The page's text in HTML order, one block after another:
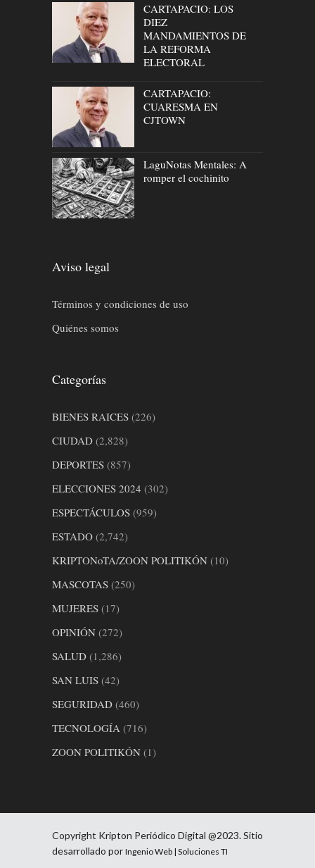
CARTAPACIO: LOS
DIEZ
MANDAMIENTOS DE
LA REFORMA
ELECTORAL
CARTAPACIO:
CUARESMA EN
CJTOWN
LaguNotas Mentales: A
romper el cochinito
Aviso legal
Términos y condiciones de uso
Quiénes somos
Categorías
BIENES RAICES (226)
CIUDAD (2,828)
DEPORTES (857)
ELECCIONES 2024 (302)
ESPECTÁCULOS (959)
ESTADO (2,742)
KRIPTONoTA/ZOON POLITIKÓN (10)
MASCOTAS (250)
MUJERES (17)
OPINIÓN (272)
SALUD (1,286)
SAN LUIS (42)
SEGURIDAD (460)
TECNOLOGÍA (716)
ZOON POLITIKÓN (1)
Copyright Kripton Periódico Digital @2023. Sitio
desarrollado por Ingenio Web | Soluciones TI